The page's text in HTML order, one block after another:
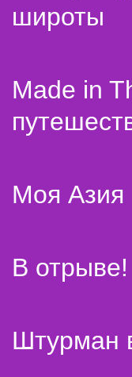
широты
Made in
Моя Азия
В отрыве!
Штурман